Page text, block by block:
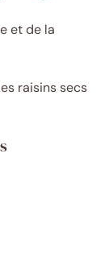
et de la
raisins secs